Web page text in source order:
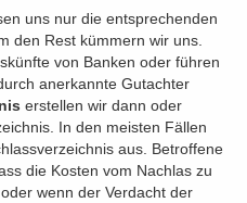
uns nur die entsprechenden
den Rest kümmern wir uns.
von Banken oder führen
anerkannte Gutachter
erstellen wir dann oder
In den meisten Fällen
aus. Betroffene
die Kosten vom Nachlas zu
wenn der Verdacht der